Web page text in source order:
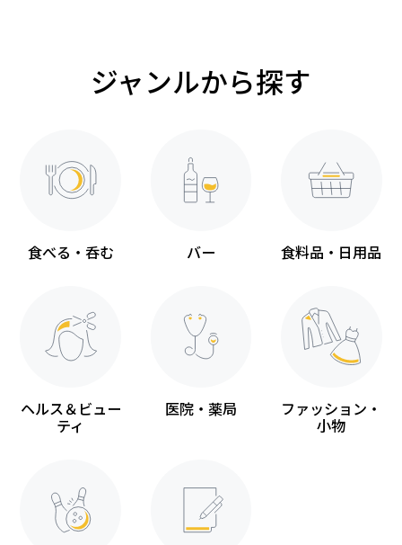
ジャンルから探す
食べる・呑む バー 食料品・日用品
ヘルス＆ビュー
ティ
医院・薬局 ファッション・
小物